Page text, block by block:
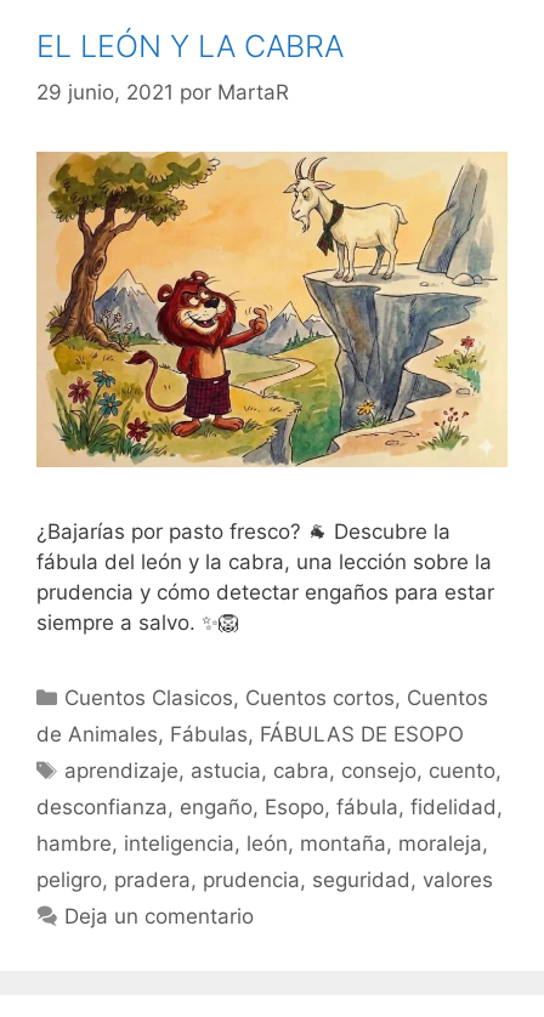
EL LEÓN Y LA CABRA
29 junio, 2021 por MartaR
¿Bajarías por pasto fresco? 🐐 Descubre la
fábula del león y la cabra, una lección sobre la
prudencia y cómo detectar engaños para estar
siempre a salvo. ✨🦁
Categorías
Cuentos Clasicos, Cuentos cortos, Cuentos
de Animales, Fábulas, FÁBULAS DE ESOPO
Etiquetas
aprendizaje, astucia, cabra, consejo, cuento,
desconfianza, engaño, Esopo, fábula, fidelidad,
hambre, inteligencia, león, montaña, moraleja,
peligro, pradera, prudencia, seguridad, valores
Deja un comentario